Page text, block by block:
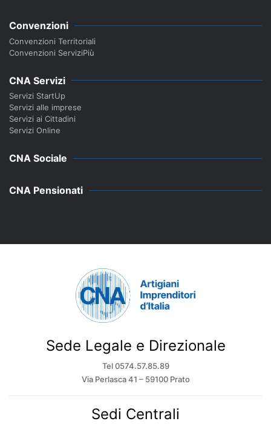
Convenzioni
Convenzioni Territoriali
Convenzioni ServiziPiù
CNA Servizi
Servizi StartUp
Servizi alle imprese
Servizi ai Cittadini
Servizi Online
CNA Sociale
CNA Pensionati
Sede Legale e Direzionale
Tel 0574.57.85.89
Via Perlasca 41 – 59100 Prato
Sedi Centrali